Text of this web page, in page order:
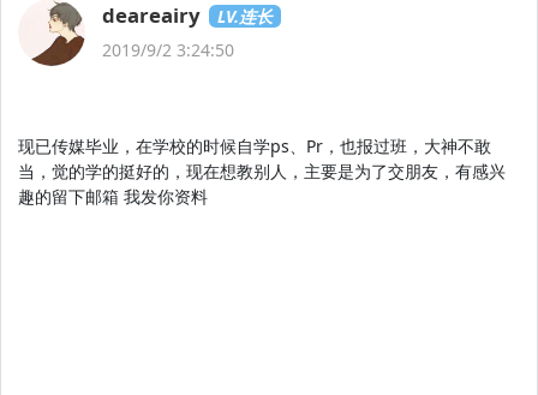
deareairy
LV.连长
2019/9/2 3:24:50
现已传媒毕业，在学校的时候自学ps、Pr，也报过班，大神不敢
当，觉的学的挺好的，现在想教别人，主要是为了交朋友，有感兴
趣的留下邮箱 我发你资料